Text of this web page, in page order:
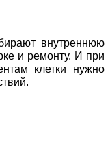
внутреннюю
и ремонту. И при
клетки нужно